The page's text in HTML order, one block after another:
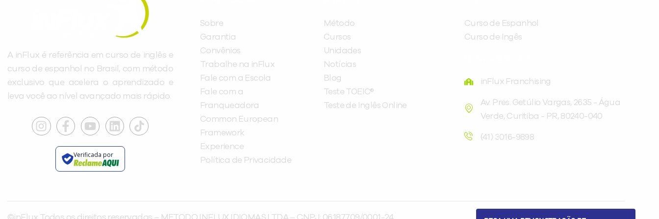
A inFlux é referência em curso de inglês e
curso de espanhol no Brasil, com método
exclusivo que acelera o aprendizado e
leva você ao nível avançado mais rápido.
Verificada por
Sobre
Garantia
Convênios
Trabalhe na inFlux
Fale com a Escola
Fale com a
Franqueadora
Common European
Framework
Experience
Política de Privacidade
Método
Cursos
Unidades
Notícias
Blog
Teste TOEIC®
Teste de Inglês Online
Curso de Espanhol
Curso de Ingês
inFlux Franchising
Av. Pres. Getúlio Vargas, 2635 - Água
Verde, Curitiba - PR, 80240-040
(41) 3016-9898
Você é aluno inFlux?
Sim